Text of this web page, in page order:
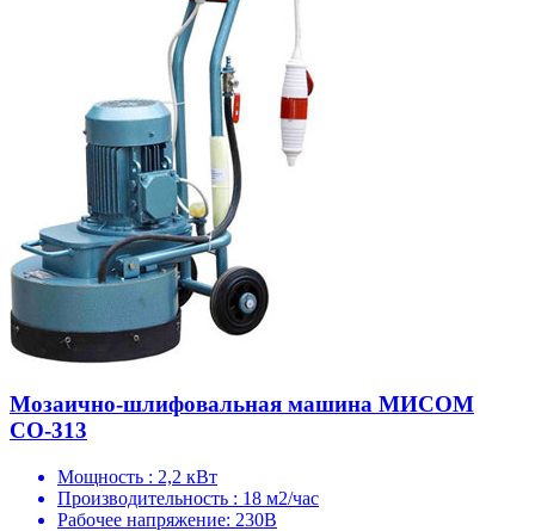
Мозаично-шлифовальная машина МИСОМ
СО-313
Мощность : 2,2 кВт
Производительность : 18 м2/час
Рабочее напряжение: 230В